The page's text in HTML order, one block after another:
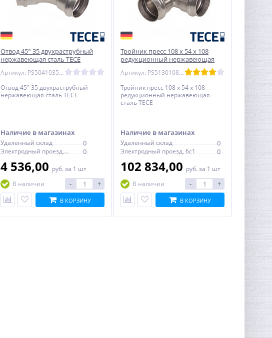
Отвод 45° 35 двухраструбный
нержавеющая сталь TECE
Артикул: PS50410350000
Отвод 45° 35 двухраструбный
нержавеющая сталь TECE
Наличие в магазинах
Удаленный склад 0
Электродный проезд, 6с1 0
4 536,00 руб. за 1 шт
В наличии
- +
В КОРЗИНУ
Тройник пресс 108 х 54 х 108
редукционный нержавеющая
Артикул: PS513010854108
Тройник пресс 108 х 54 х 108
редукционный нержавеющая
сталь TECE
Наличие в магазинах
Удаленный склад 0
Электродный проезд, 6с1 0
102 834,00 руб. за 1 шт
В наличии
- +
В КОРЗИНУ